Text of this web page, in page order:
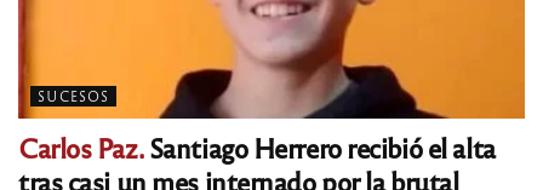
SUCESOS
Carlos Paz.Santiago Herrero recibió el alta
tras casi un mes internado por la brutal